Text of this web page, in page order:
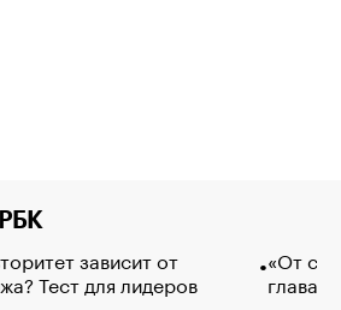
зависит от
Тест для лидеров
«От
глава